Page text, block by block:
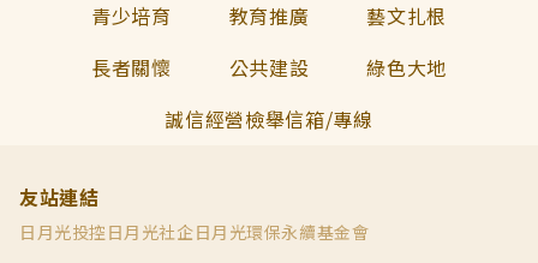
青少培育 教育推廣
藝文扎根
長者關懷
公共建設
綠色大地
誠信經營檢舉信箱/專線
友站連結
日月光投控 日月光社企日月光環保永續基金會